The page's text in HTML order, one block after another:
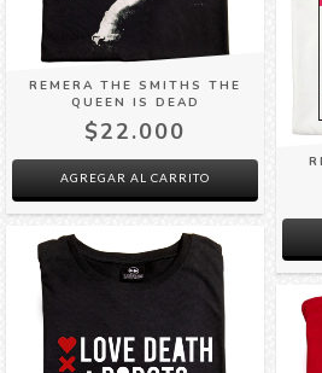
REMERA THE SMITHS THE
QUEEN IS DEAD
$22.000
AGREGAR AL CARRITO